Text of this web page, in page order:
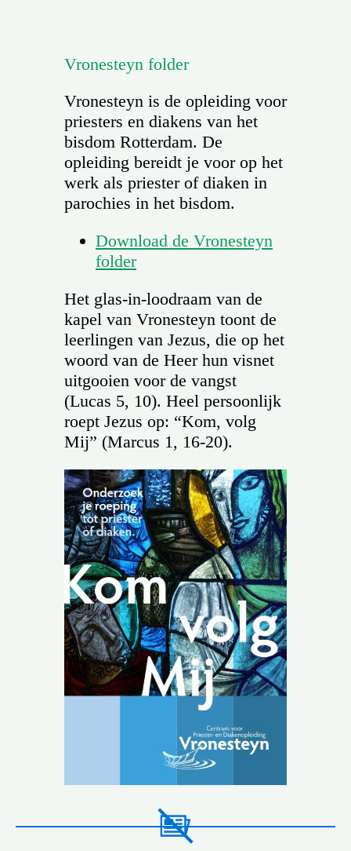
Vronesteyn folder
Vronesteyn is de opleiding voor
priesters en diakens van het
bisdom Rotterdam. De
opleiding bereidt je voor op het
werk als priester of diaken in
parochies in het bisdom.
Download de Vronesteyn
folder
Het glas-in-loodraam van de
kapel van Vronesteyn toont de
leerlingen van Jezus, die op het
woord van de Heer hun visnet
uitgooien voor de vangst
(Lucas 5, 10). Heel persoonlijk
roept Jezus op: “Kom, volg
Mij” (Marcus 1, 16-20).